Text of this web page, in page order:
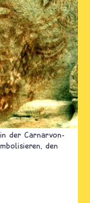
der Carnarvon-
den